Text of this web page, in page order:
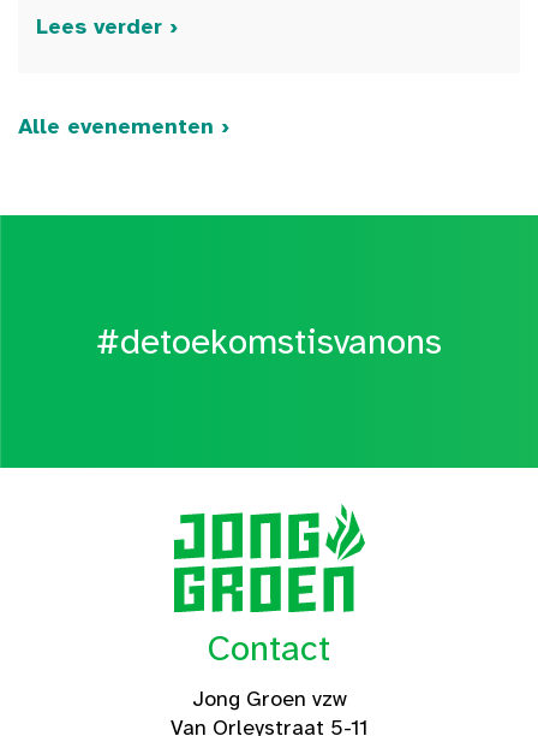
Lees verder ›
Alle evenementen ›
#detoekomstisvanons
Contact
Jong Groen vzw
Van Orleystraat 5-11